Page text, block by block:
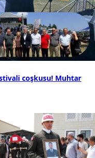
coşkusu! Muhtar